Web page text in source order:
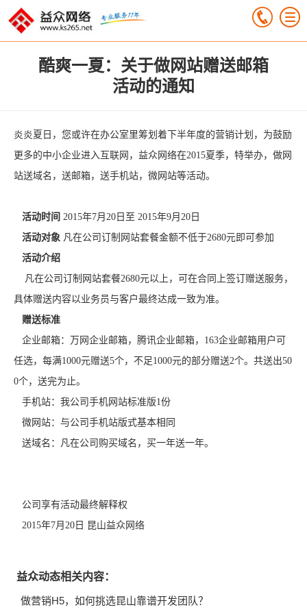
酷爽一夏：关于做网站赠送邮箱
活动的通知
炎炎夏日，您或许在办公室里筹划着下半年度的营销计划，为鼓励
更多的中小企业进入互联网，益众网络在2015夏季，特举办，做网
站送域名，送邮箱，送手机站，微网站等活动。
活动时间 2015年7月20日至 2015年9月20日
活动对象 凡在公司订制网站套餐金额不低于2680元即可参加
活动介绍
凡在公司订制网站套餐2680元以上，可在合同上签订赠送服务，
具体赠送内容以业务员与客户最终达成一致为准。
赠送标准
企业邮箱：万网企业邮箱，腾讯企业邮箱，163企业邮箱用户可
任选，每满1000元赠送5个，不足1000元的部分赠送2个。共送出50
0个，送完为止。
手机站：我公司手机网站标准版1份
微网站：与公司手机站版式基本相同
送域名：凡在公司购买域名，买一年送一年。
公司享有活动最终解释权
2015年7月20日 昆山益众网络
益众动态相关内容：
做营销H5，如何挑选昆山靠谱开发团队？